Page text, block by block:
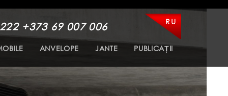
RU
+373 69 007 006
ANVELOPE JANTE PUBLICAȚII